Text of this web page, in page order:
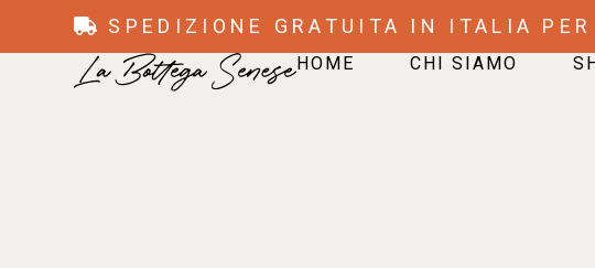
SPEDIZIONE GRATUITA IN ITALIA
HOME CHI SIAMO